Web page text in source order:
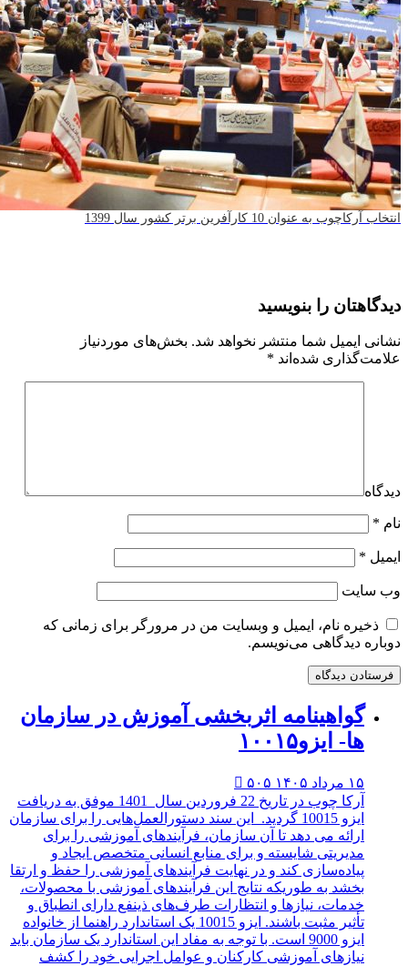
10 کارآفرین برتر کشور سال 1399
را بنویسید
شما منتشر نخواهد شد.بخش‌های موردنیاز
شده‌اند*
نام، ایمیل و وبسایت من در مرورگر برای زمانی که
می‌نویسم.
اثربخشی آموزش در سازمان
ایزو۱۰۰۱۵
۵۰۵
آرکا چوب در تاریخ 22 فروردین سال 1401 موفق به دریافت
ایزو 10015 گردید. این سند دستورالعمل‌هایی را برای سازمان
می دهد تا آن سازمان، فرآیندهای آموزشی را برای
شایسته و برای منابع انسانی متخصص ایجاد و
کند و در نهایت فرآیندهای آموزشی را حفظ و ارتقا
به طوریکه نتایج این فرآیندهای آموزشی با محصولات،
نیازها و انتظارات طرف‌های ذینفع دارای انطباق و
تأثیر مثبت باشند. ایزو 10015 یک استاندارد راهنما از خانواده
ایزو 9000 است. با توجه به مفاد این استاندارد یک سازمان باید
آموزشی کارکنان و عوامل اجرایی خود را کشف